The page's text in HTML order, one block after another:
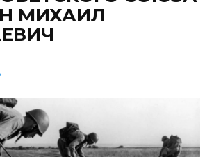
МИХАИЛ